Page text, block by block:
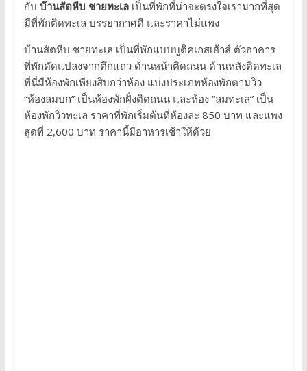
กับ บ้านสัตหีบ ชายทะเลเป็นที่พักที่น่าจะตรงใจเรามากที่สุด
มีที่พักติดทะเล บรรยากาศดี และราคาไม่แพง
บ้านสัตหีบ ชายทะเล เป็นที่พักแบบบูติคเกสเฮ้าส์ ตัวอาคาร
ที่พักดัดแปลงจากตึกแถว ด้านหน้าติดถนน ด้านหลังติดทะเล
ที่นี่มีห้องพักเพียงสิบกว่าห้อง แบ่งประเภทห้องพักตามวิว
“ห้องลมบก” เป็นห้องพักฝั่งติดถนน และห้อง “ลมทะเล” เป็น
ห้องพักวิวทะเล ราคาที่พักเริ่มต้นที่ห้องละ 850 บาท และแพง
สุดที่ 2,600 บาท ราคานี้มีอาหารเช้าให้ด้วย